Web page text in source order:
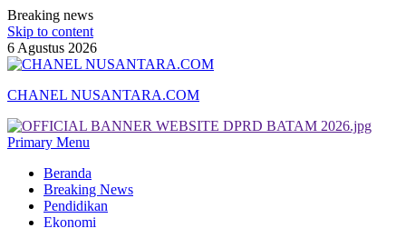
Breaking news
Skip to content
6 Agustus 2026
CHANEL NUSANTARA.COM
Primary Menu
Beranda
Breaking News
Pendidikan
Ekonomi